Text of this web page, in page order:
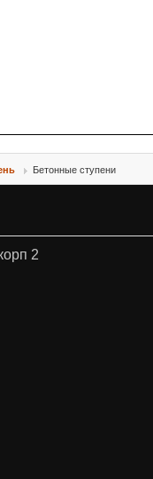
Бетонные ступени
2